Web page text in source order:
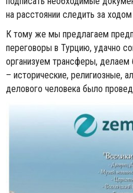
на расстоянии следить за
К тому же мы предлагаем
переговоры в Турцию, удачно
организуем трансферы, делаем
– исторические, религиозные,
делового человека было